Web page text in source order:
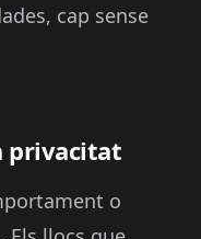
cap sense
privacitat
o